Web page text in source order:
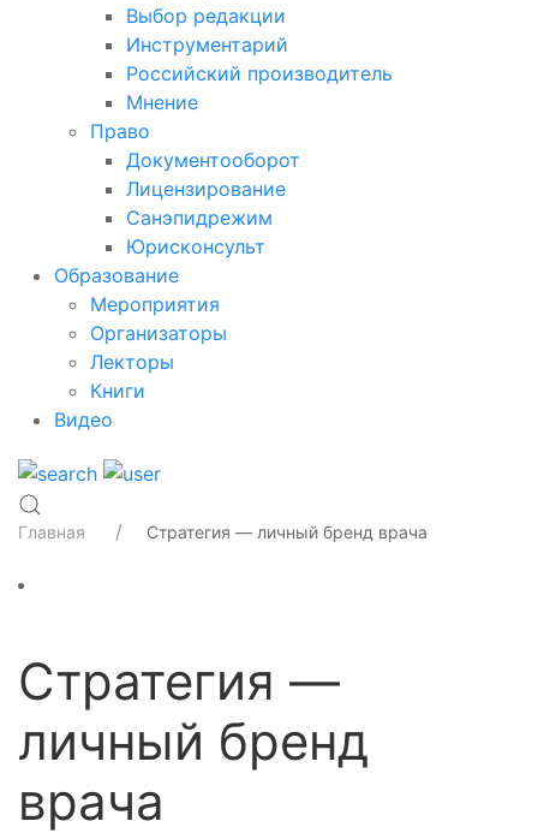
Выбор редакции
Инструментарий
Российский производитель
Мнение
Право
Документооборот
Лицензирование
Санэпидрежим
Юрисконсульт
Образование
Мероприятия
Организаторы
Лекторы
Книги
Видео
Главная Стратегия — личный бренд врача
Стратегия —
личный бренд
врача